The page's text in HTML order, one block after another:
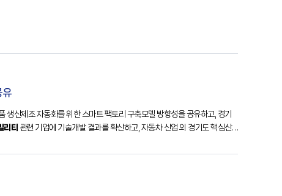
유
제조 자동화를 위한 스마트 팩토리 구축모델 방향성을 공유하고, 경기
리티 관련 기업에 기술개발 결과를 확산하고, 자동차 산업 외 경기도 핵심산